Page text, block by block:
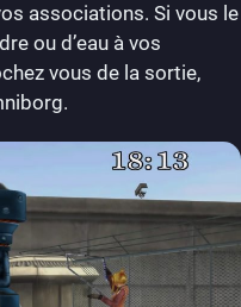
associations. Si vous le
ou d’eau à vos
vous de la sortie,